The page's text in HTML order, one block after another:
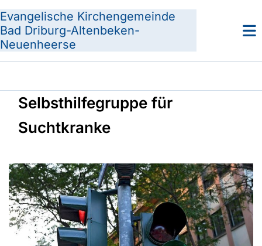
Evangelische Kirchengemeinde
Bad Driburg-Altenbeken-
Neuenheerse
Selbsthilfegruppe für
Suchtkranke